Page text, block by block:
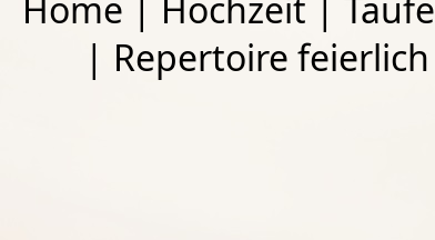
Home | Hochzeit | Taufe
| Repertoire feierlich